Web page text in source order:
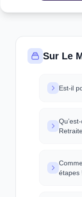
Sur Le
Est-il
étapes